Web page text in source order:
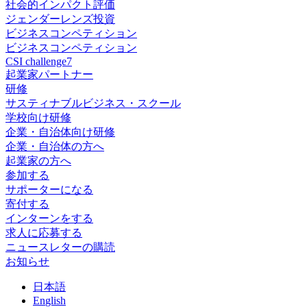
社会的インパクト評価
ジェンダーレンズ投資
ビジネスコンペティション
ビジネスコンペティション
CSI challenge7
起業家パートナー
研修
サスティナブルビジネス・スクール
学校向け研修
企業・自治体向け研修
企業・自治体の方へ
起業家の方へ
参加する
サポーターになる
寄付する
インターンをする
求人に応募する
ニュースレターの購読
お知らせ
日 本語
English